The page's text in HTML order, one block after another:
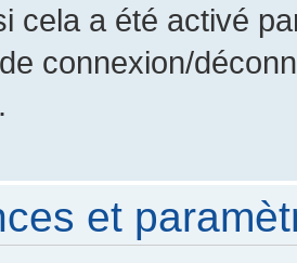
cela a été activé
connexion/
et